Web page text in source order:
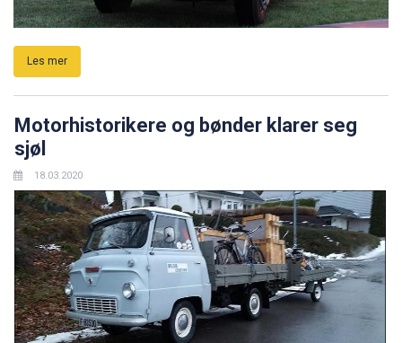
Les mer
Motorhistorikere og bønder klarer seg
sjøl
18.03.2020